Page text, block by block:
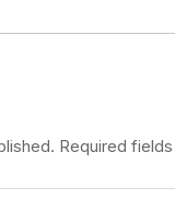
Required